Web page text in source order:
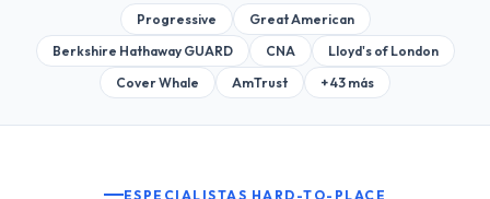
Progressive
Great American
Berkshire Hathaway GUARD
CNA
Lloyd's of London
Cover Whale
AmTrust + 43 más
ESPECIALISTAS HARD-TO-PLACE